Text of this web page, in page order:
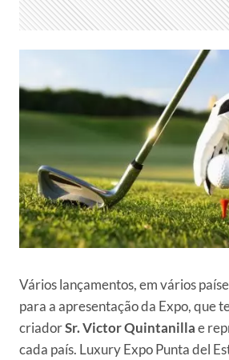
Vários lançamentos, em vários
para a apresentação da Expo, que
criadorSr. Victor Quintanillae
cada país. Luxury Expo Punta del